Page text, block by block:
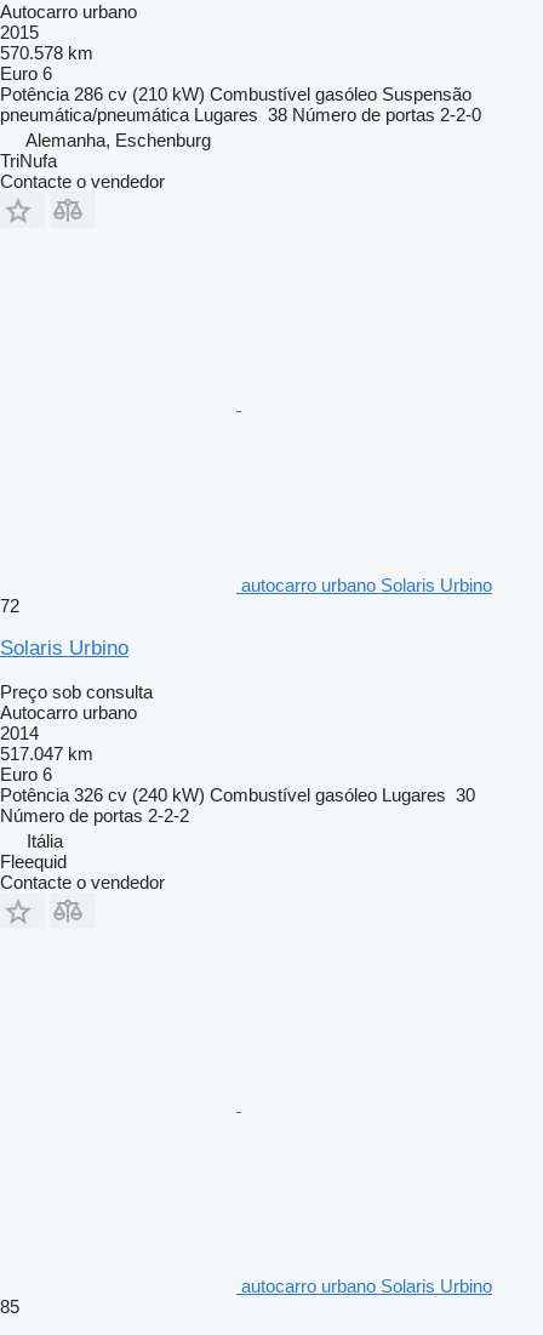
Autocarro urbano
2015
570.578 km
Euro 6
Potência 286 cv (210 kW) Combustível gasóleo Suspensão
pneumática/pneumática Lugares 38 Número de portas 2-2-0
Alemanha, Eschenburg
TriNufa
Contacte o vendedor
autocarro urbano Solaris Urbino
72
Solaris Urbino
Preço sob consulta
Autocarro urbano
2014
517.047 km
Euro 6
Potência 326 cv (240 kW) Combustível gasóleo Lugares 30
Número de portas 2-2-2
Itália
Fleequid
Contacte o vendedor
autocarro urbano Solaris Urbino
85